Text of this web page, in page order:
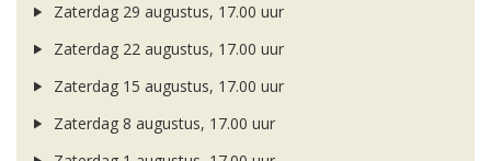
Zaterdag 29 augustus, 17.00 uur
Zaterdag 22 augustus, 17.00 uur
Zaterdag 15 augustus, 17.00 uur
Zaterdag 8 augustus, 17.00 uur